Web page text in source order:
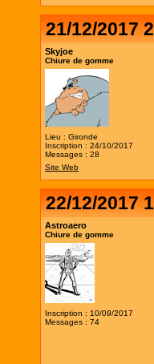
21/12/2017
Skyjoe
Chiure de gomme
Lieu : Gironde
Inscription : 24/10/2017
Messages : 28
Site Web
22/12/2017
Astroaero
Chiure de gomme
Inscription : 10/09/2017
Messages : 74